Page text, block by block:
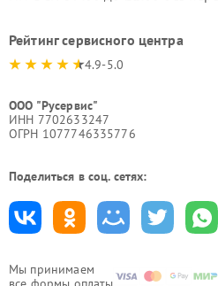
Мы принимаем
Рейтинг сервисного центра
4.9-5.0
ООО "Русервис"
ИНН 7702633247
ОГРН 1077746335776
Поделиться в соц. сетях: